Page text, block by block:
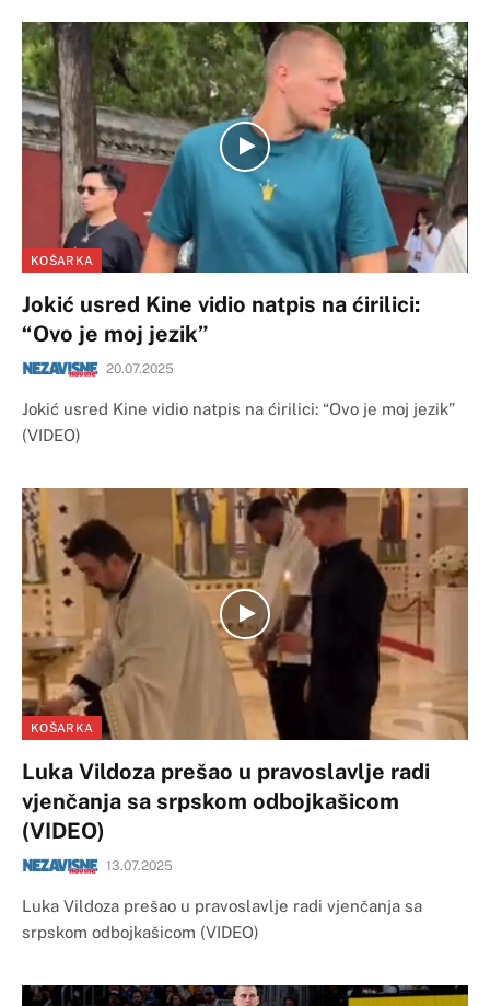
KOŠARKA
Jokić usred Kine vidio natpis na ćirilici:
“Ovo je moj jezik”
20.07.2025
Jokić usred Kine vidio natpis na ćirilici: “Ovo je moj jezik”
(VIDEO)
KOŠARKA
Luka Vildoza prešao u pravoslavlje radi
vjenčanja sa srpskom odbojkašicom
(VIDEO)
13.07.2025
Luka Vildoza prešao u pravoslavlje radi vjenčanja sa
srpskom odbojkašicom (VIDEO)